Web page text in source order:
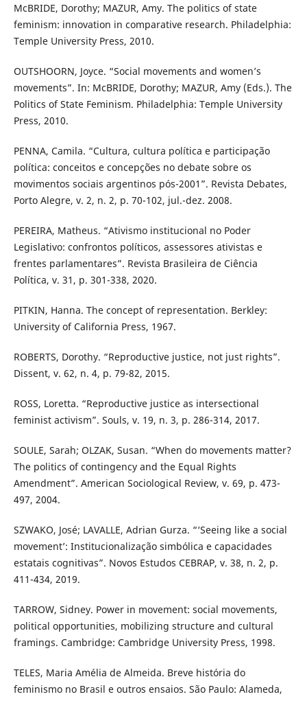
McBRIDE, Dorothy; MAZUR, Amy. The politics of state
feminism: innovation in comparative research. Philadelphia:
Temple University Press, 2010.
OUTSHOORN, Joyce. “Social movements and women’s
movements”. In: McBRIDE, Dorothy; MAZUR, Amy (Eds.). The
Politics of State Feminism. Philadelphia: Temple University
Press, 2010.
PENNA, Camila. “Cultura, cultura política e participação
política: conceitos e concepções no debate sobre os
movimentos sociais argentinos pós-2001”. Revista Debates,
Porto Alegre, v. 2, n. 2, p. 70-102, jul.-dez. 2008.
PEREIRA, Matheus. “Ativismo institucional no Poder
Legislativo: confrontos políticos, assessores ativistas e
frentes parlamentares”. Revista Brasileira de Ciência
Política, v. 31, p. 301-338, 2020.
PITKIN, Hanna. The concept of representation. Berkley:
University of California Press, 1967.
ROBERTS, Dorothy. “Reproductive justice, not just rights”.
Dissent, v. 62, n. 4, p. 79-82, 2015.
ROSS, Loretta. “Reproductive justice as intersectional
feminist activism”. Souls, v. 19, n. 3, p. 286-314, 2017.
SOULE, Sarah; OLZAK, Susan. “When do movements matter?
The politics of contingency and the Equal Rights
Amendment”. American Sociological Review, v. 69, p. 473-
497, 2004.
SZWAKO, José; LAVALLE, Adrian Gurza. “‘Seeing like a social
movement’: Institucionalização simbólica e capacidades
estatais cognitivas”. Novos Estudos CEBRAP, v. 38, n. 2, p.
411-434, 2019.
TARROW, Sidney. Power in movement: social movements,
political opportunities, mobilizing structure and cultural
framings. Cambridge: Cambridge University Press, 1998.
TELES, Maria Amélia de Almeida. Breve história do
feminismo no Brasil e outros ensaios. São Paulo: Alameda,